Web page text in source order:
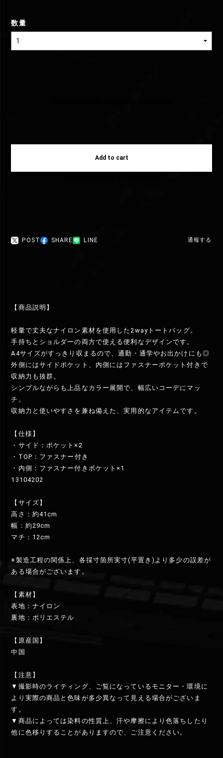
数量
Add to cart
POST SHARE LINE 通報する
【商品説明】
軽量で丈夫なナイロン素材を使用した2wayトートバッグ。
手持ちとショルダーの両方で使える便利なデザインです。
A4サイズがすっきり収まるので、通勤・通学やお出かけにも◎
外側にはサイドポケット、内側にはファスナーポケット付きで
収納力も抜群。
シンプルながらも上品なカラー展開で、幅広いコーデにマッ
チ。
収納力と使いやすさを兼ね備えた、実用的なアイテムです。
【仕様】
・サイド：ポケット×2
・TOP：ファスナー付き
・内側：ファスナー付きポケット×1
13104202
【サイズ】
高さ：約41cm
幅：約29cm
マチ：12cm
※製造工程の関係上、各採寸箇所実寸(平置き)より多少の誤差が
ある場合がございます。
【素材】
表地：ナイロン
裏地：ポリエステル
【原産国】
中国
【注意】
▼撮影時のライティング、ご覧になっているモニター・環境に
より実際の商品と色味が多少異なって見える場合がございま
す。
▼商品によっては染料の性質上、汗や摩擦により色落ちしたり
他に色移りすることがありますので、ご注意ください。